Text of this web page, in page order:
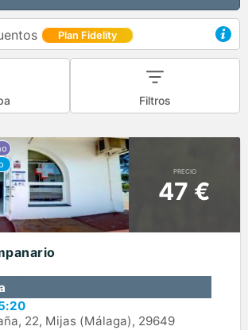
Plan Fidelity
Filtros
PRECIO
47 €
22, Mijas (Málaga), 29649